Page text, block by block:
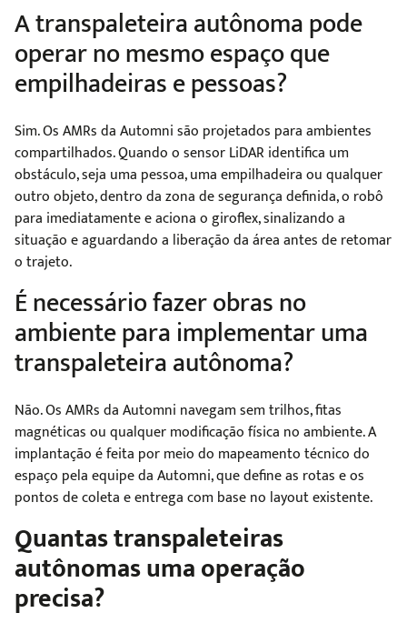
A transpaleteira autônoma pode
operar no mesmo espaço que
empilhadeiras e pessoas?
Sim. Os AMRs da Automni são projetados para ambientes
compartilhados. Quando o sensor LiDAR identifica um
obstáculo, seja uma pessoa, uma empilhadeira ou qualquer
outro objeto, dentro da zona de segurança definida, o robô
para imediatamente e aciona o giroflex, sinalizando a
situação e aguardando a liberação da área antes de retomar
o trajeto.
É necessário fazer obras no
ambiente para implementar uma
transpaleteira autônoma?
Não. Os AMRs da Automni navegam sem trilhos, fitas
magnéticas ou qualquer modificação física no ambiente. A
implantação é feita por meio do mapeamento técnico do
espaço pela equipe da Automni, que define as rotas e os
pontos de coleta e entrega com base no layout existente.
Quantas transpaleteiras
autônomas uma operação
precisa?